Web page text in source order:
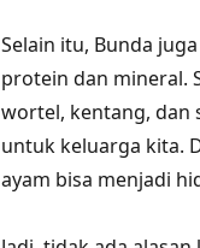
Selain itu, Bunda
protein dan mineral.
wortel, kentang, dan
untuk keluarga kita.
ayam bisa menjadi